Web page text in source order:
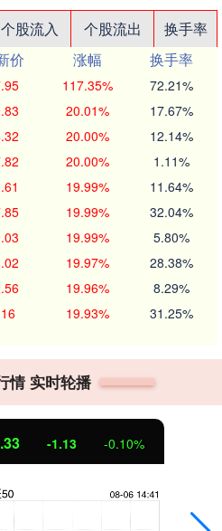
个股流入 个股流出
换手率
价 涨幅
换手率
117.35% 72.21%
20.01% 17.67%
20.00% 12.14%
20.00% 1.11%
19.99% 11.64%
19.99% 32.04%
19.99% 5.80%
19.97% 28.38%
19.96% 8.29%
19.93% 31.25%
情 实时轮播
-1.13 -0.10%